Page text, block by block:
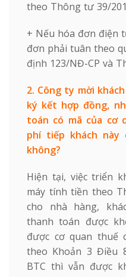
theo Thông tư 39/
+ Nếu hóa đơn điện
đơn phải tuân theo
định 123/NĐ-CP và
2. Công ty mời
ký kết hợp đồng,
toán có mã của cơ
phí tiếp khách
không?
Hiện tại, việc triển
máy tính tiền theo
cho nhà hàng,
thanh toán được
được cơ quan thuế
theo Khoản 3 Điều
BTC thì vẫn được